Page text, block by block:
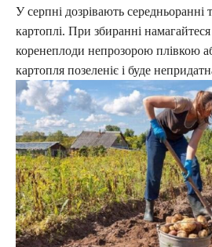
У серпні дозрівають середньоранні
картоплі. При збиранні
коренеплоди непрозорою плівкою
картопля позеленіє і буде